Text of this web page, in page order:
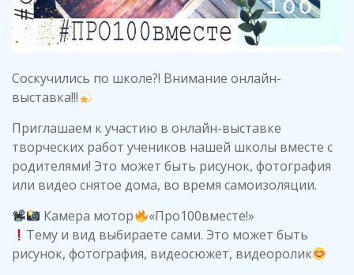
Соскучились по школе?! Внимание онлайн-
выставка!!!
Приглашаем к участию в онлайн-выставке
творческих работ учеников нашей школы вместе с
родителями! Это может быть рисунок, фотография
или видео снятое дома, во время самоизоляции.
Камера мотор
«Про100вместе!»
Тему и вид выбираете сами. Это может быть
рисунок, фотография, видеосюжет, видеоролик